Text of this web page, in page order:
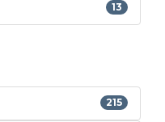
13
215